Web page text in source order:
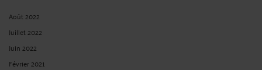
Août 2022
Juillet 2022
Juin 2022
Février 2021